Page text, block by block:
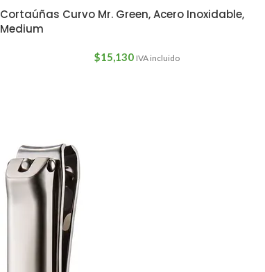
Cortaúñas Curvo Mr. Green, Acero Inoxidable,
Medium
$15,130 IVA incluido